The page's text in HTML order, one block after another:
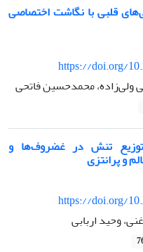
قلبی با نگاشت اختصاصی
https://doi.org/
ولی‌زاده، محمدحسین فاتحی
تنش در غضروف‌ها و
و پرانتزی
https://doi.org/
وحید اربابی